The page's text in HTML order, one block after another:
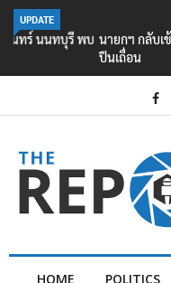
UPDATE
นายกฯ กลับเข้าทำเนียบฯ พร้
HOME POLITICS